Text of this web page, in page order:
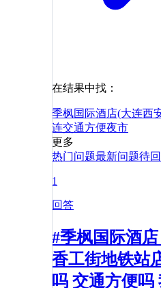
在结果中找：
季枫国际酒店(大连西
连交通方便夜市
更多
热门问题最新问题待
1
回答
#季枫国际酒
香工街地铁站
吗 交通方便吗